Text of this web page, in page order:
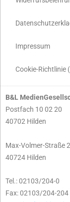
Impressum
Cookie-Richtlinie
B&L
Postfach 10 02 20
40702 Hilden
Max-Volmer-Straße
40724 Hilden
Tel.: 02103/204-0
Fax: 02103/204-204